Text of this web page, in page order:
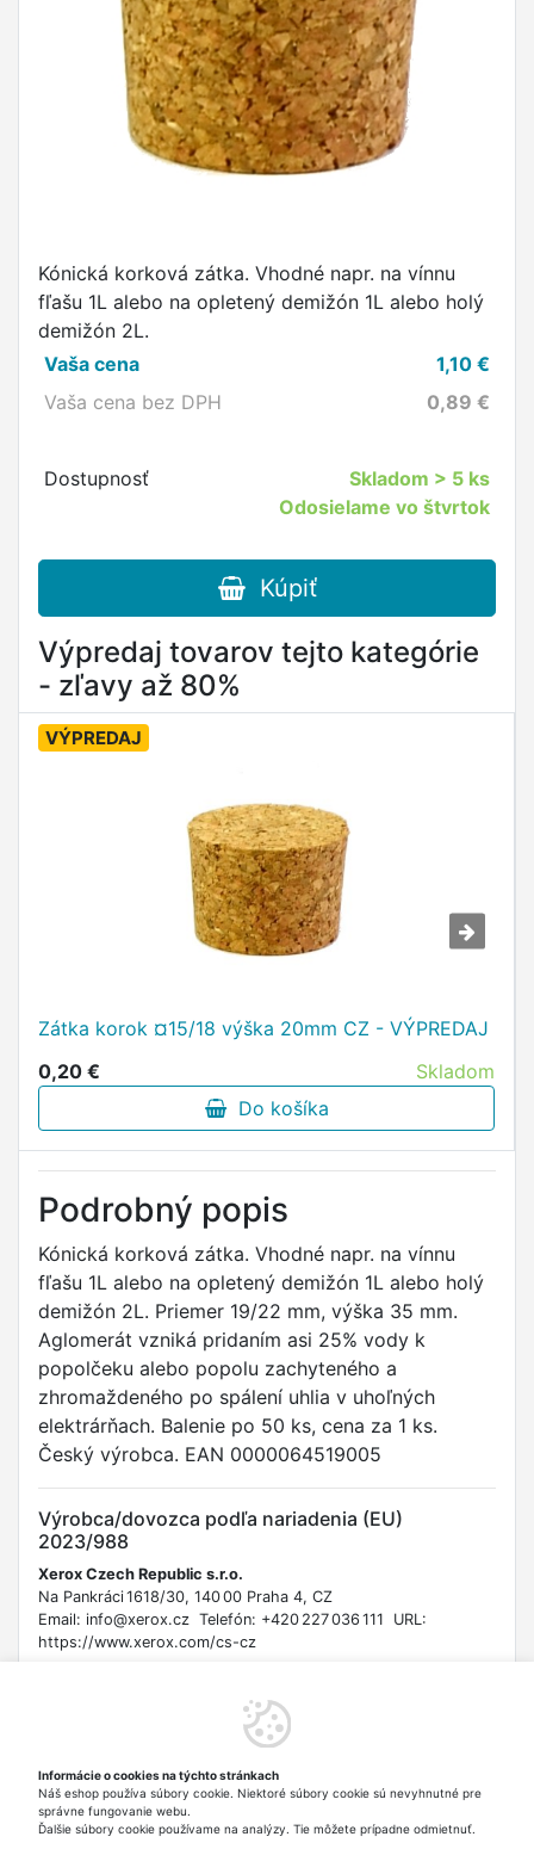
Kónická korková zátka. Vhodné napr. na vínnu
fľašu 1L alebo na opletený demižón 1L alebo holý
demižón 2L.
Vaša cena
1,10 €
Vaša cena bez DPH
0,89 €
Dostupnosť Skladom > 5 ks
Odosielame vo štvrtok
Kúpiť
Výpredaj tovarov tejto kategórie
- zľavy až 80%
VÝPREDAJ
Zátka korok ¤15/18 výška 20mm CZ - VÝPREDAJ
0,20 €
Skladom
Do košíka
Podrobný popis
Kónická korková zátka. Vhodné napr. na vínnu
fľašu 1L alebo na opletený demižón 1L alebo holý
demižón 2L. Priemer 19/22 mm, výška 35 mm.
Aglomerát vzniká pridaním asi 25% vody k
popolčeku alebo popolu zachyteného a
zhromaždeného po spálení uhlia v uhoľných
elektrárňach. Balenie po 50 ks, cena za 1 ks.
Český výrobca. EAN 0000064519005
Výrobca/dovozca podľa nariadenia (EU)
2023/988
Xerox Czech Republic s.r.o.
Na Pankráci 1618/30, 140 00 Praha 4, CZ
Email: info@xerox.cz Telefón: +420 227 036 111 URL:
https://www.xerox.com/cs-cz
Bezpečnostné informácie
Upozornenie: Hrozí riziko udusenia v prípade požitia malých
zátka určená na styk s potravinami, spĺňa požiadavky
nariadenia (ES) č. 1935/2004. Vekové obmedzenie: Nevhodné
pre deti do 3 rokov.
Informácie o cookies na týchto stránkach
Náš eshop používa súbory cookie. Niektoré súbory cookie sú nevyhnutné pre
správne fungovanie webu.
Ďalšie súbory cookie používame na analýzy. Tie môžete prípadne odmietnuť.